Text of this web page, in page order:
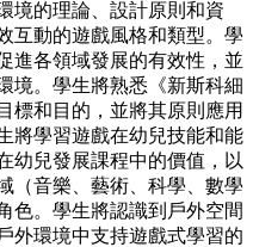
境的理論、設計原則和資
互動的遊戲風格和類型。學
進各領域發展的有效性，並
境。學生將熟悉《新斯科細
標和目的，並將其原則應用
將學習遊戲在幼兒技能和能
幼兒發展課程中的價值，以
（音樂、藝術、科學、數學
色。學生將認識到戶外空間
外環境中支持遊戲式學習的